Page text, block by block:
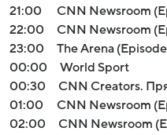
21:00
CNN Newsroom
22:00
CNN Newsroom
23:00
The Arena
00:00
World Sport
00:30
CNN Creators.
01:00
CNN Newsroom
02:00
CNN Newsroom